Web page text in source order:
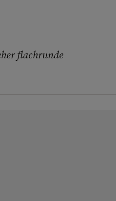
flachrunde